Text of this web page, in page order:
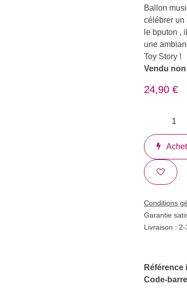
Ballon
pour
appuyant
cadeau
Vendu
24,90 €
Conditions
Garantie
Livraison :
Code-